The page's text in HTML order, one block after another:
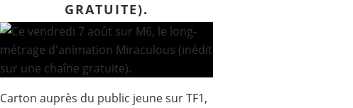
GRATUITE).
Carton auprès du public jeune sur TF1,